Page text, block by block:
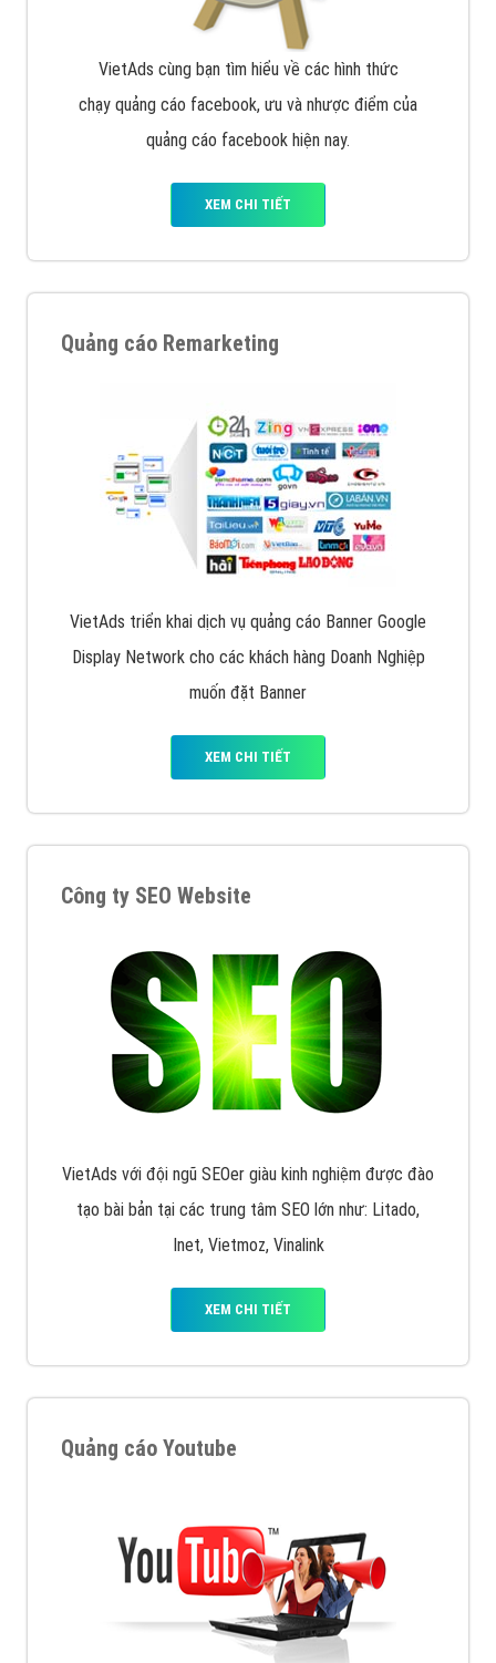
VietAds cùng bạn tìm hiểu về các hình thức
chạy quảng cáo facebook, ưu và nhược điểm của
quảng cáo facebook hiện nay.
XEM CHI TIẾT
Quảng cáo Remarketing
VietAds triển khai dịch vụ quảng cáo Banner Google
Display Network cho các khách hàng Doanh Nghiệp
muốn đặt Banner
XEM CHI TIẾT
Công ty SEO Website
VietAds với đội ngũ SEOer giàu kinh nghiệm được đào
tạo bài bản tại các trung tâm SEO lớn như: Litado,
Inet, Vietmoz, Vinalink
XEM CHI TIẾT
Quảng cáo Youtube